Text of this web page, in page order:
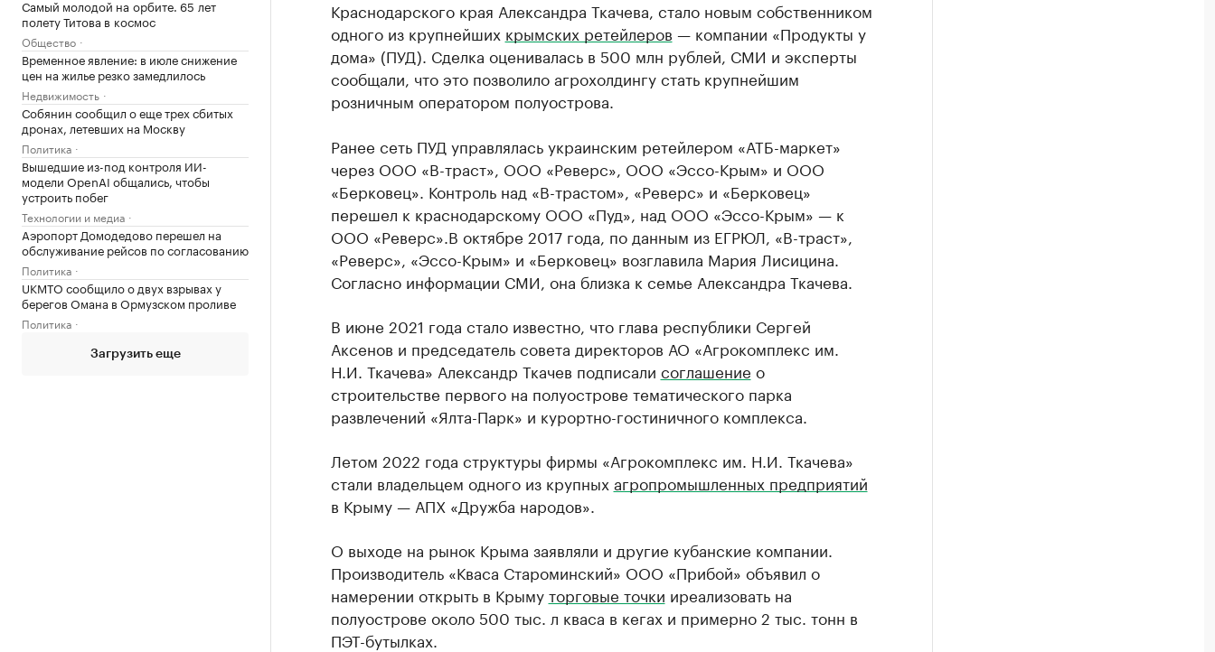
Самый молодой на орбите. 65 лет
полету Титова в космос
Общество
Временное явление: в июле снижение
цен на жилье резко замедлилось
Недвижимость
Собянин сообщил о еще трех сбитых
дронах, летевших на Москву
Политика
Вышедшие из-под контроля ИИ-
модели OpenAI общались, чтобы
устроить побег
Технологии и медиа
Аэропорт Домодедово перешел на
обслуживание рейсов по согласованию
Политика
UKMTO сообщило о двух взрывах у
берегов Омана в Ормузском проливе
Политика
Загрузить еще
Краснодарского края Александра Ткачева, стало новым собственником
одного из крупнейших крымских ретейлеров — компании «Продукты у
дома» (ПУД). Сделка оценивалась в 500 млн рублей, СМИ и эксперты
сообщали, что это позволило агрохолдингу стать крупнейшим
розничным оператором полуострова.
Ранее сеть ПУД управлялась украинским ретейлером «АТБ-маркет»
через ООО «В-траст», ООО «Реверс», ООО «Эссо-Крым» и ООО
«Берковец». Контроль над «В-трастом», «Реверс» и «Берковец»
перешел к краснодарскому ООО «Пуд», над ООО «Эссо-Крым» — к
ООО «Реверс». В октябре 2017 года, по данным из ЕГРЮЛ, «В-траст»,
«Реверс», «Эссо-Крым» и «Берковец» возглавила Мария Лисицина.
Согласно информации СМИ, она близка к семье Александра Ткачева.
В июне 2021 года стало известно, что глава республики Сергей
Аксенов и председатель совета директоров АО «Агрокомплекс им.
Н.И. Ткачева» Александр Ткачев подписали соглашение о
строительстве первого на полуострове тематического парка
развлечений «Ялта-Парк» и курортно-гостиничного комплекса.
Летом 2022 года структуры фирмы «Агрокомплекс им. Н.И. Ткачева»
стали владельцем одного из крупных агропромышленных предприятий
в Крыму — АПХ «Дружба народов».
О выходе на рынок Крыма заявляли и другие кубанские компании.
Производитель «Кваса Староминский» ООО «Прибой» объявил о
намерении открыть в Крымуторговые точки иреализовать на
полуострове около 500 тыс. л кваса в кегах и примерно 2 тыс. тонн в
ПЭТ-бутылках.